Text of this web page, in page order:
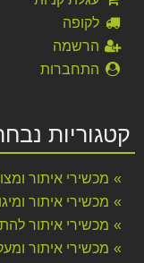
לקופה
הרשמה
התחברות
קטגוריות
מכשירי איתור
מכשירי איתור
מכשירי איתור
מכשירי איתור